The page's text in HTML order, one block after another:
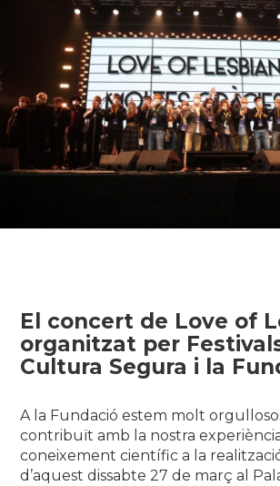
El concert de Love of
organitzat per
Cultura Segura i la
A la Fundació estem molt
contribuït amb la nostra
coneixement científic a la
d’aquest dissabte 27 de març al